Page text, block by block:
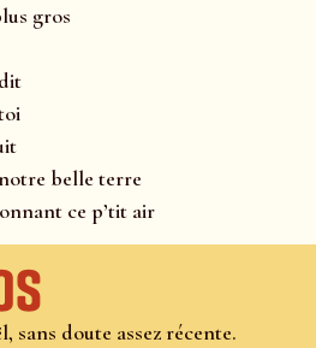
gros
belle terre
ce p’tit air
sans doute assez récente.